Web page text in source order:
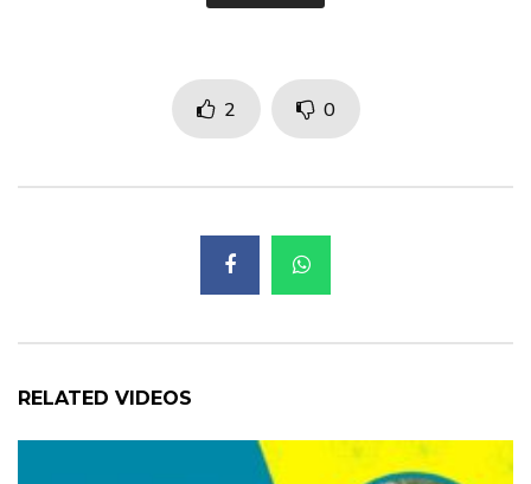
Opieka z sercem ❤ #pracuję_legalnie ?
? Więcej o nas ? www.aktivmed24.pl
bit.ly/3h0grKb
2 0
RELATED VIDEOS